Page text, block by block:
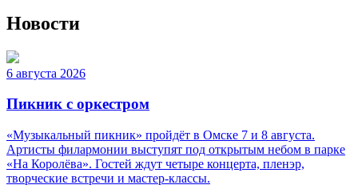
Новости
6 августа 2026
Пикник с оркестром
«Музыкальный пикник» пройдёт в Омске 7 и 8 августа.
Артисты филармонии выступят под открытым небом в парке
«На Королёва». Гостей ждут четыре концерта, пленэр,
творческие встречи и мастер-классы.